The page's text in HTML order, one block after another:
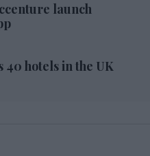
launch
40 hotels in the UK